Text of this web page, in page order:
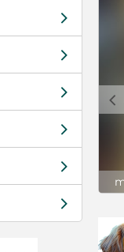
d
d
d
d
d
d
c